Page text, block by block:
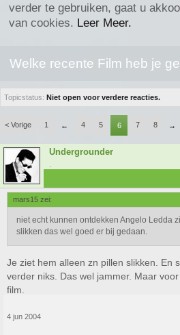
verder te gebruiken, gaat u
van cookies. Leer Meer.
Welke recente Film heb je
Topicstatus: Niet open voor verdere reacties.
< Vorige 1 ← 4 5 6 7 8 →
Undergrounder
mars15 zei:
niet echt kunnen ontdekken Angelo Ledda
slikken das wel goed er bij gedaan.
Je ziet hem alleen zn pillen slikken. En
verder niks. Das wel jammer. Maar
film.
4 jun 2004